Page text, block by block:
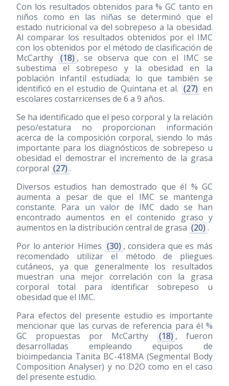
Con los resultados obtenidos para % GC tanto en
niños como en las niñas se determinó que el
estado nutricional va del sobrepeso a la obesidad.
Al comparar los resultados obtenidos por el IMC
con los obtenidos por el método de clasificación de
McCarthy
(18) , se observa que con el IMC se
subestima el sobrepeso y la obesidad en la
población infantil estudiada; lo que también se
identificó en el estudio de Quintana et al. (27) en
escolares costarricenses de 6 a 9 años.
Se ha identificado que el peso corporal y la relación
peso/estatura no proporcionan información
acerca de la composición corporal, siendo lo más
importante para los diagnósticos de sobrepeso u
obesidad el demostrar el incremento de la grasa
corporal (27) .
Diversos estudios han demostrado que él % GC
aumenta a pesar de que el IMC se mantenga
constante. Para un valor de IMC dado se han
encontrado aumentos en el contenido graso y
aumentos en la distribución central de grasa (20) .
Por lo anterior Himes (30) , considera que es más
recomendado utilizar el método de pliegues
cutáneos, ya que generalmente los resultados
muestran una mejor correlación con la grasa
corporal total para identificar sobrepeso u
obesidad que el IMC.
Para efectos del presente estudio es importante
mencionar que las curvas de referencia para él %
GC propuestas por McCarthy
(18) , fueron
desarrolladas empleando equipos de
bioimpedancia Tanita BC-418MA (Segmental Body
Composition Analyser) y no D2O como en el caso
del presente estudio.